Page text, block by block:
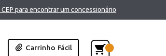
para encontrar um concessionário
Carrinho Fácil